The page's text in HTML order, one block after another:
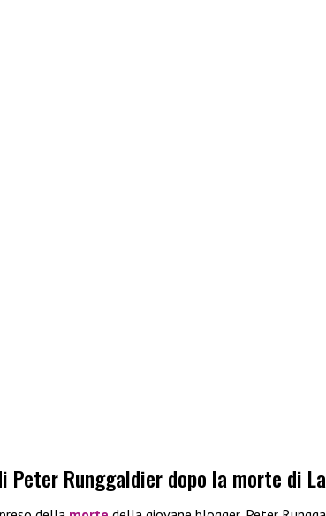
Peter Runggaldier dopo la morte di